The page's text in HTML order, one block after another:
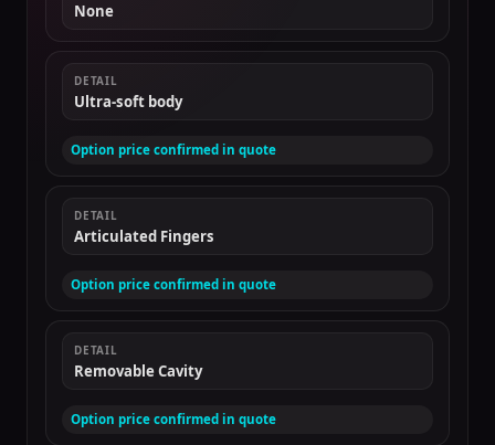
None
DETAIL
Ultra-soft body
Option price confirmed in quote
DETAIL
Articulated Fingers
Option price confirmed in quote
DETAIL
Removable Cavity
Option price confirmed in quote